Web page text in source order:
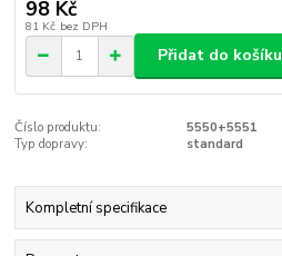
98 Kč
81 Kč bez DPH
Přidat do košíku
Číslo produktu:
5550+5551
Typ dopravy:
standard
Kompletní specifikace